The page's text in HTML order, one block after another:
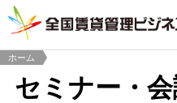
ホーム
セミナー・